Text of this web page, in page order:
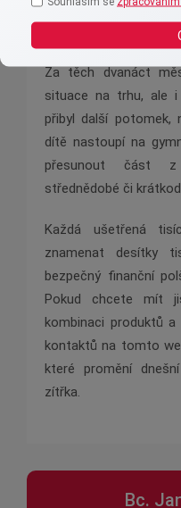
Jednou ročně si
rozložení mezi
Za těch dvanáct
situace na trhu, ale i
přibyl další potomek,
dítě nastoupí na
přesunout část
střednědobé či
Každá ušetřená
znamenat desítky
bezpečný finanční
Pokud chcete mít
kombinaci produktů a
kontaktů na tomto
které promění
zítřka.
Bc.